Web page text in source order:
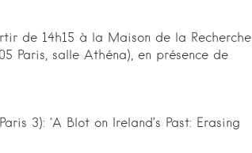
de 14h15 à la Maison de la Recherche
Paris, salle Athéna), en présence de
3): ‘A Blot on Ireland’s Past: Erasing